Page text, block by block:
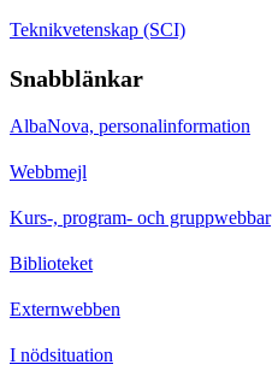
Teknikvetenskap (SCI)
Snabblänkar
AlbaNova, personalinformation
Webbmejl
Kurs-, program- och gruppwebbar
Biblioteket
Externwebben
I nödsituation